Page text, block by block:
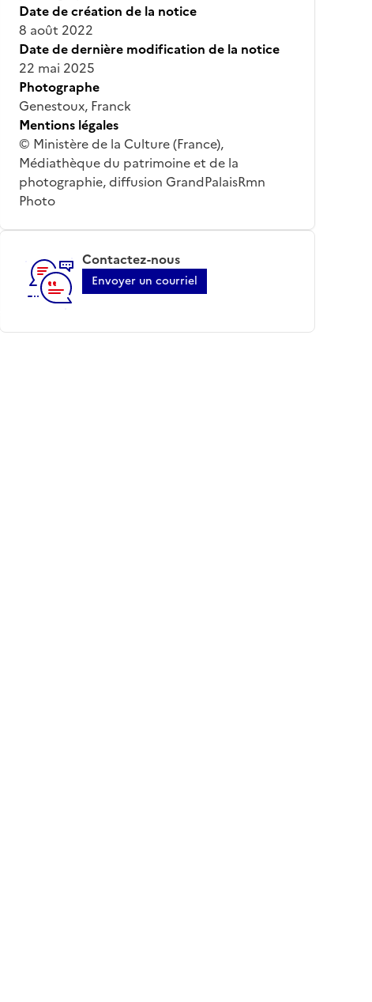
Date de création de la notice
8 août 2022
Date de dernière modification de la notice
22 mai 2025
Photographe
Genestoux, Franck
Mentions légales
© Ministère de la Culture (France),
Médiathèque du patrimoine et de la
photographie, diffusion GrandPalaisRmn
Photo
Contactez-nous
Envoyer un courriel